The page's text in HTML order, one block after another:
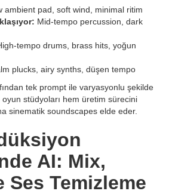
ambient pad, soft wind, minimal ritim
Mid-tempo percussion, dark
tempo drums, brass hits, yoğun
plucks, airy synths, düşen tempo
tek prompt ile varyasyonlu şekilde
stüdyoları hem üretim sürecini
sinematik soundscapes elde eder.
AI: Mix,
Ses Temizleme